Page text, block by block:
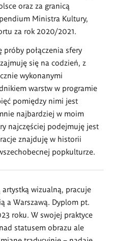
oraz za granicą
Ministra Kultury,
za rok 2020/2021.
połączenia sfery
się na codzień, z
wykonanymi
warstw w programie
pomiędzy nimi jest
najbardziej w moim
najczęściej podejmuję jest
znajduję w historii
popkulturze.
artystką wizualną, pracuje
a Warszawą. Dyplom pt.
roku. W swojej praktyce
statusem obrazu ale